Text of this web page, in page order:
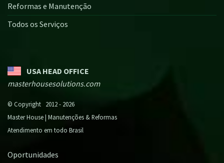
Reformas e Manutenção
Todos os Serviços
USA HEAD OFFICE
masterhousesolutions.com
© Copyright 2012 - 2026
Master House | Manutenções & Reformas
Atendimento em todo Brasil
Oportunidades